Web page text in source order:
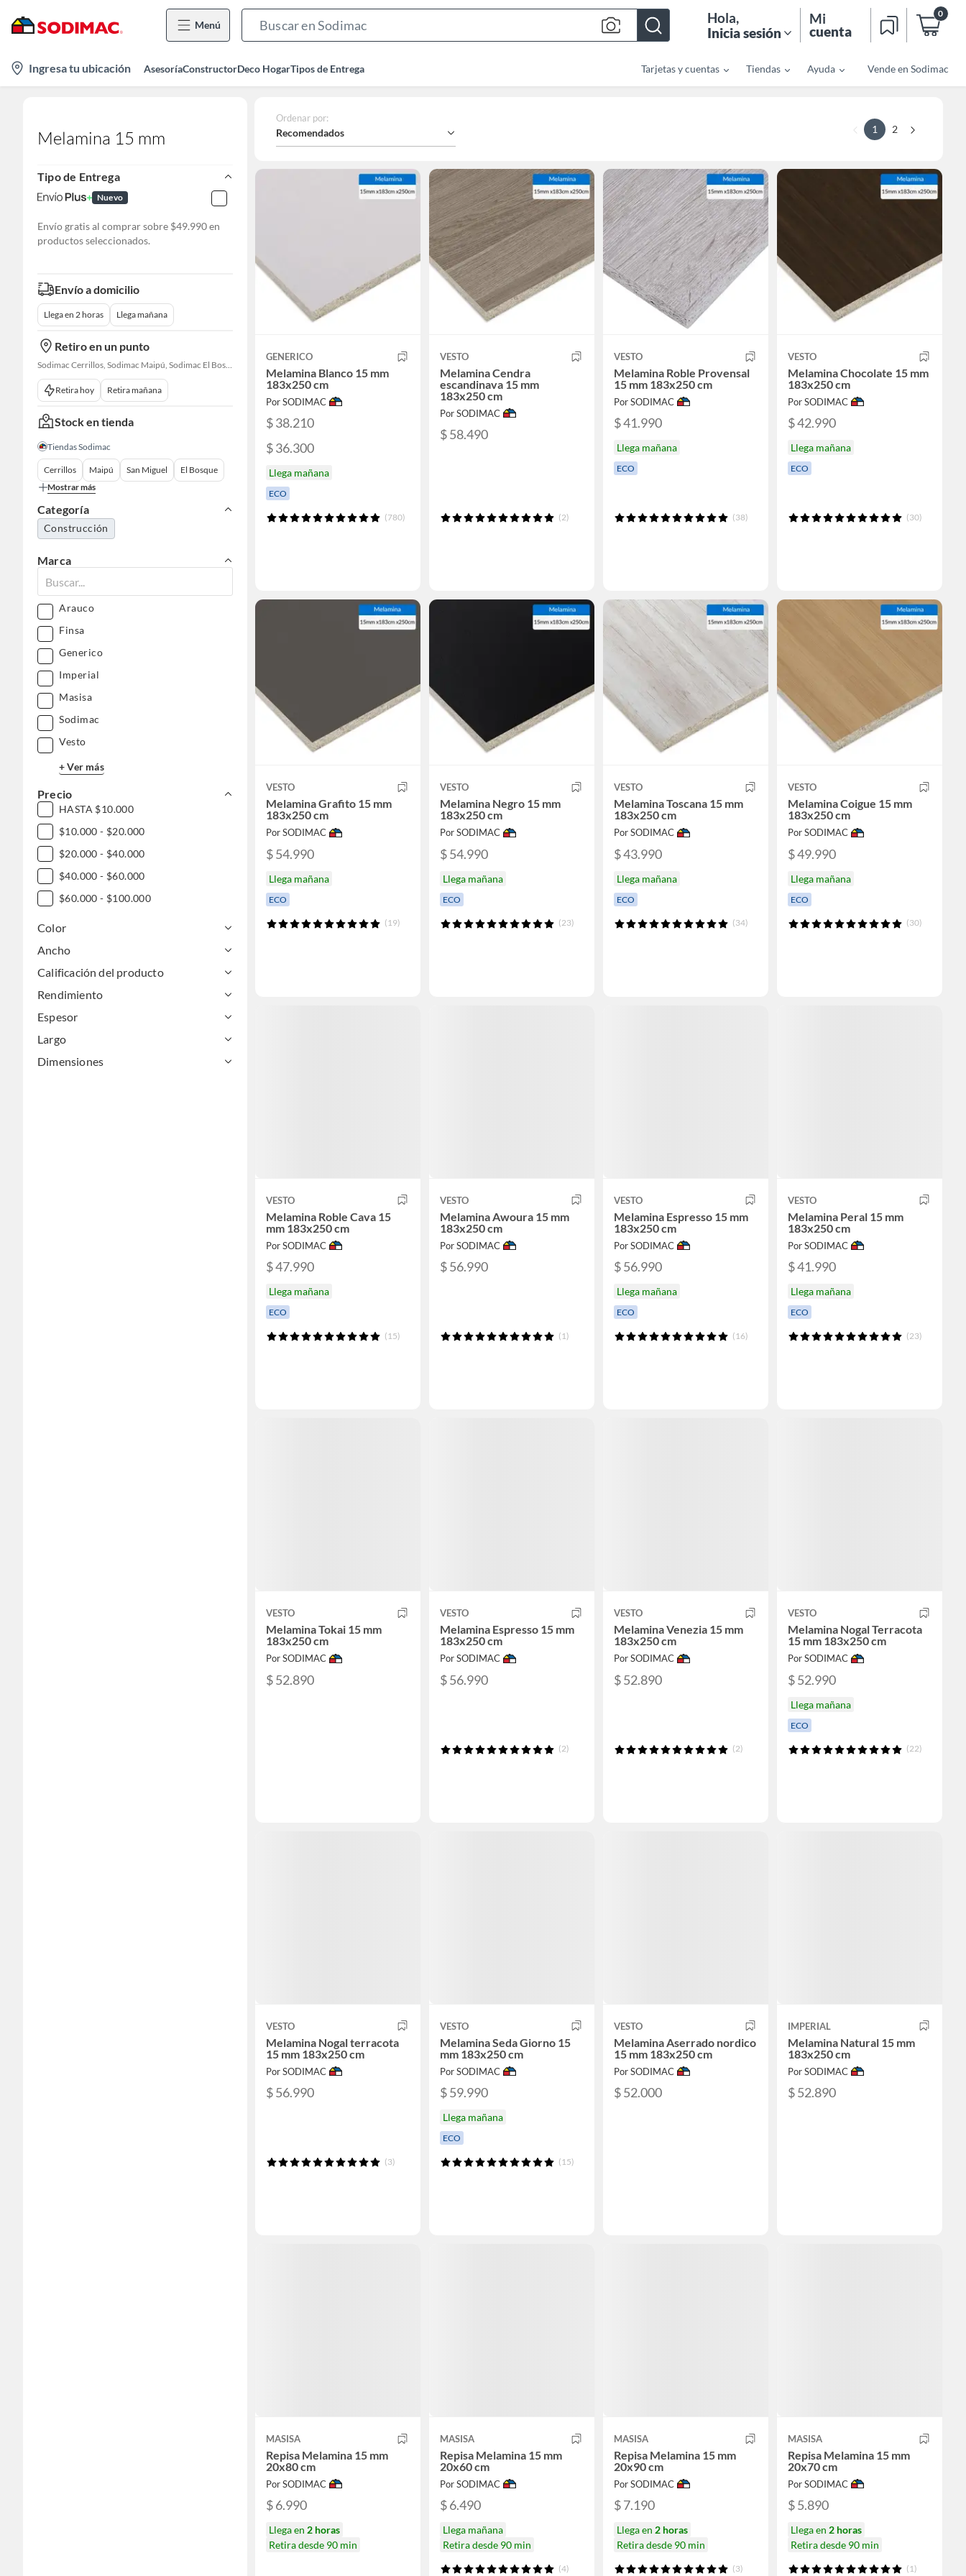
Menú
Bar
Hola,
Inicia sesión
Mi
cuenta
0
location-
icon
Ingresa tu ubicación AsesoríaConstructorDeco HogarTipos de Entrega Tarjetas y cuentas Tiendas Ayuda Vende en Sodimac
Melamina 15 mm
Tipo de Entrega
Nuevo
Envío gratis al comprar sobre $49.990 en
productos seleccionados.
Envío a domicilio
Llega en 2 horas Llega mañana
Retiro en un punto
Sodimac Cerrillos, Sodimac Maipú, Sodimac El Bosque, Sodimac San Bernardo, Constructor Cantagallo, Sodimac Talagante
Retira hoy Retira mañana
Stock en tienda
Tiendas Sodimac
Cerrillos Maipú San Miguel
El Bosque
Mostrar más
Categoría
Construcción
Marca
Arauco
Finsa
Generico
Imperial
Masisa
Sodimac
Vesto
+ Ver más
Precio
HASTA $10.000
$10.000 - $20.000
$20.000 - $40.000
$40.000 - $60.000
$60.000 - $100.000
Color
Ancho
Calificación del producto
Rendimiento
Espesor
Largo
Dimensiones
Ordenar por:
Recomendados 1 2
GENERICO
Melamina Blanco 15 mm
183x250 cm
Por SODIMAC
$ 38.210
$ 36.300
Llega mañana
ECO
(780)
VESTO
Melamina Cendra
escandinava 15 mm
183x250 cm
Por SODIMAC
$ 58.490
(2)
VESTO
Melamina Roble Provensal
15 mm 183x250 cm
Por SODIMAC
$ 41.990
Llega mañana
ECO
(38)
VESTO
Melamina Chocolate 15 mm
183x250 cm
Por SODIMAC
$ 42.990
Llega mañana
ECO
(30)
VESTO
Melamina Grafito 15 mm
183x250 cm
Por SODIMAC
$ 54.990
Llega mañana
ECO
(19)
VESTO
Melamina Negro 15 mm
183x250 cm
Por SODIMAC
$ 54.990
Llega mañana
ECO
(23)
VESTO
Melamina Toscana 15 mm
183x250 cm
Por SODIMAC
$ 43.990
Llega mañana
ECO
(34)
VESTO
Melamina Coigue 15 mm
183x250 cm
Por SODIMAC
$ 49.990
Llega mañana
ECO
(30)
VESTO
Melamina Roble Cava 15
mm 183x250 cm
Por SODIMAC
$ 47.990
Llega mañana
ECO
(15)
VESTO
Melamina Awoura 15 mm
183x250 cm
Por SODIMAC
$ 56.990
(1)
VESTO
Melamina Espresso 15 mm
183x250 cm
Por SODIMAC
$ 56.990
Llega mañana
ECO
(16)
VESTO
Melamina Peral 15 mm
183x250 cm
Por SODIMAC
$ 41.990
Llega mañana
ECO
(23)
VESTO
Melamina Tokai 15 mm
183x250 cm
Por SODIMAC
$ 52.890
VESTO
Melamina Espresso 15 mm
183x250 cm
Por SODIMAC
$ 56.990
(2)
VESTO
Melamina Venezia 15 mm
183x250 cm
Por SODIMAC
$ 52.890
(2)
VESTO
Melamina Nogal Terracota
15 mm 183x250 cm
Por SODIMAC
$ 52.990
Llega mañana
ECO
(22)
VESTO
Melamina Nogal terracota
15 mm 183x250 cm
Por SODIMAC
$ 56.990
(3)
VESTO
Melamina Seda Giorno 15
mm 183x250 cm
Por SODIMAC
$ 59.990
Llega mañana
ECO
(15)
VESTO
Melamina Aserrado nordico
15 mm 183x250 cm
Por SODIMAC
$ 52.000
IMPERIAL
Melamina Natural 15 mm
183x250 cm
Por SODIMAC
$ 52.890
MASISA
Repisa Melamina 15 mm
20x80 cm
Por SODIMAC
$ 6.990
Llega en 2 horas
Retira desde 90 min
MASISA
Repisa Melamina 15 mm
20x60 cm
Por SODIMAC
$ 6.490
Llega mañana
Retira desde 90 min
(4)
MASISA
Repisa Melamina 15 mm
20x90 cm
Por SODIMAC
$ 7.190
Llega en 2 horas
Retira desde 90 min
(3)
MASISA
Repisa Melamina 15 mm
20x70 cm
Por SODIMAC
$ 5.890
Llega en 2 horas
Retira desde 90 min
(1)